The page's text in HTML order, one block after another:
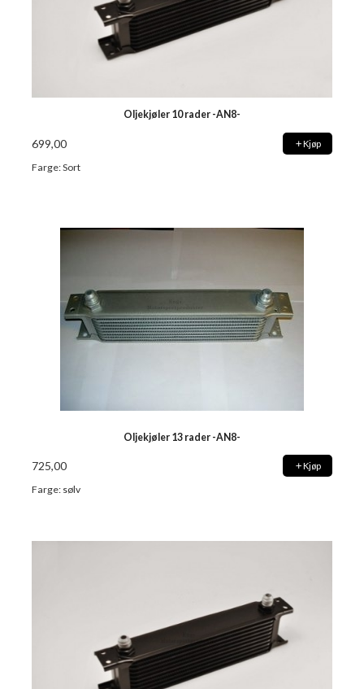
Oljekjøler 10 rader -AN8-
699,00 Kjøp
Farge: Sort
Oljekjøler 13 rader -AN8-
725,00 Kjøp
Farge: sølv